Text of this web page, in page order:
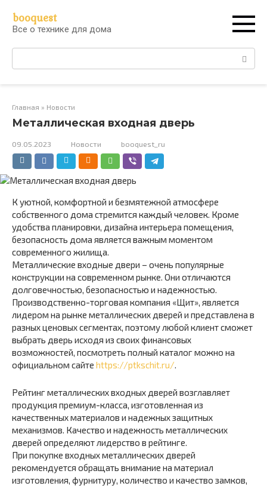
контенту
booquest
Все о технике для дома
Поиск:
Главная » Новости
Металлическая входная дверь
09.05.2023 Новости booquest_ru
К уютной, комфортной и безмятежной атмосфере
собственного дома стремится каждый человек. Кроме
удобства планировки, дизайна интерьера помещения,
безопасность дома является важным моментом
современного жилища.
Металлические входные двери – очень популярные
конструкции на современном рынке. Они отличаются
долговечностью, безопасностью и надежностью.
Производственно-торговая компания «Щит», является
лидером на рынке металлических дверей и представлена в
разных ценовых сегментах, поэтому любой клиент сможет
выбрать дверь исходя из своих финансовых
возможностей, посмотреть полный каталог можно на
официальном сайте https://ptkschit.ru/.
Рейтинг металлических входных дверей возглавляет
продукция премиум-класса, изготовленная из
качественных материалов и надежных защитных
механизмов. Качество и надежность металлических
дверей определяют лидерство в рейтинге.
При покупке входных металлических дверей
рекомендуется обращать внимание на материал
изготовления, фурнитуру, количество и качество замков,